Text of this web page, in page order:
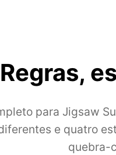
para Jigsaw
e quatro
quebra-